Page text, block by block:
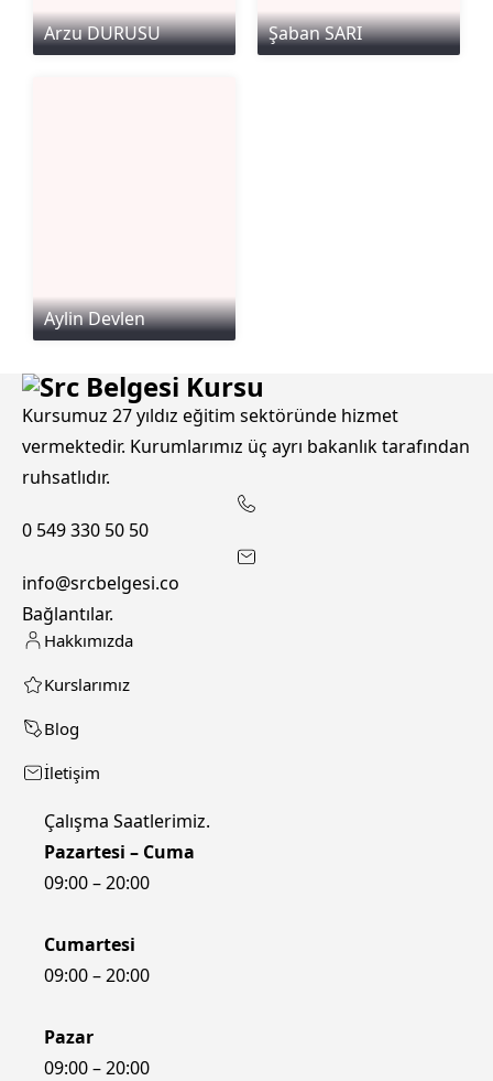
Arzu DURUSU Şaban SARI
Aylin Devlen
Kursumuz 27 yıldız eğitim sektöründe hizmet
vermektedir. Kurumlarımız üç ayrı bakanlık tarafından
ruhsatlıdır.
0 549 330 50 50
info@srcbelgesi.co
Bağlantılar.
Hakkımızda
Kurslarımız
Blog
İletişim
Çalışma Saatlerimiz.
Pazartesi – Cuma
09:00 – 20:00
Cumartesi
09:00 – 20:00
Pazar
09:00 – 20:00